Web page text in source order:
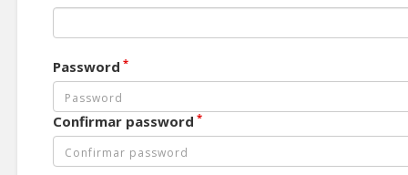
Password *
Confirmar password *